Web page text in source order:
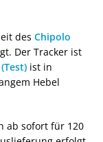
des Chipolo
Der Tracker ist
ist in
Hebel
ab sofort für 120